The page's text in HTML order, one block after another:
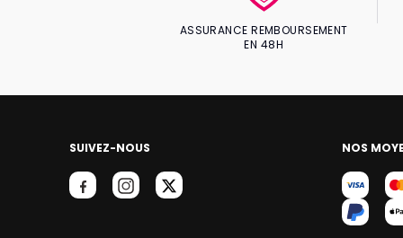
ASSURANCE REMBOURSEMENT
EN 48H
SUIVEZ-NOUS NOS